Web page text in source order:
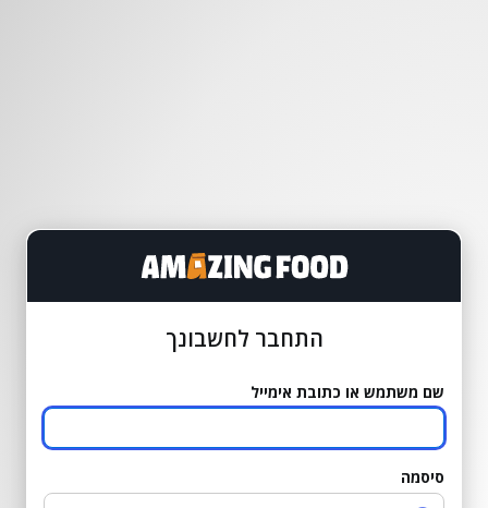
התחבר לחשבונך
שם משתמש או כתובת אימייל
סיסמה